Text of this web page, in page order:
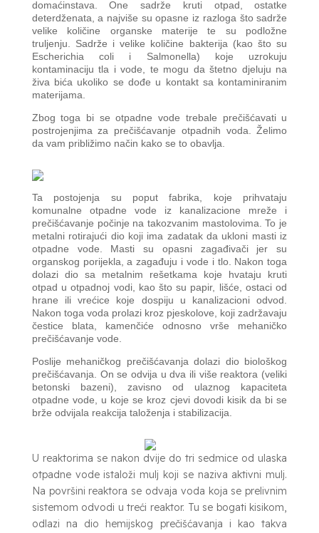
domaćinstava. One sadrže kruti otpad, ostatke
deterdženata, a najviše su opasne iz razloga što sadrže
velike količine organske materije te su podložne
truljenju. Sadrže i velike količine bakterija (kao što su
Escherichia coli i Salmonella) koje uzrokuju
kontaminaciju tla i vode, te mogu da štetno djeluju na
živa bića ukoliko se dođe u kontakt sa kontaminiranim
materijama.
Zbog toga bi se otpadne vode trebale prečišćavati u
postrojenjima za prečišćavanje otpadnih voda. Želimo
da vam približimo način kako se to obavlja.
Ta postojenja su poput fabrika, koje prihvataju
komunalne otpadne vode iz kanalizacione mreže i
prečišćavanje počinje na takozvanim mastolovima. To je
metalni rotirajući dio koji ima zadatak da ukloni masti iz
otpadne vode. Masti su opasni zagađivači jer su
organskog porijekla, a zagađuju i vode i tlo. Nakon toga
dolazi dio sa metalnim rešetkama koje hvataju kruti
otpad u otpadnoj vodi, kao što su papir, lišće, ostaci od
hrane ili vrećice koje dospiju u kanalizacioni odvod.
Nakon toga voda prolazi kroz pjeskolove, koji zadržavaju
čestice blata, kamenčiće odnosno vrše mehaničko
prečišćavanje vode.
Poslije mehaničkog prečišćavanja dolazi dio biološkog
prečišćavanja. On se odvija u dva ili više reaktora (veliki
betonski bazeni), zavisno od ulaznog kapaciteta
otpadne vode, u koje se kroz cjevi dovodi kisik da bi se
brže odvijala reakcija taloženja i stabilizacija.
U reaktorima se nakon dvije do tri sedmice od ulaska
otpadne vode istaloži mulj koji se naziva aktivni mulj.
Na površini reaktora se odvaja voda koja se prelivnim
sistemom odvodi u treći reaktor. Tu se bogati kisikom,
odlazi na dio hemijskog prečišćavanja i kao takva